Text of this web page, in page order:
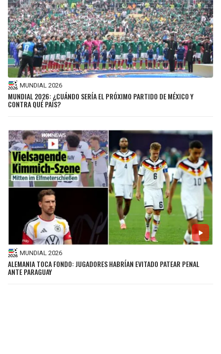
MUNDIAL 2026
MUNDIAL 2026: ¿CUÁNDO SERÍA EL PRÓXIMO PARTIDO DE MÉXICO Y
CONTRA QUÉ PAÍS?
MUNDIAL 2026
ALEMANIA TOCA FONDO: JUGADORES HABRÍAN EVITADO PATEAR PENAL
ANTE PARAGUAY